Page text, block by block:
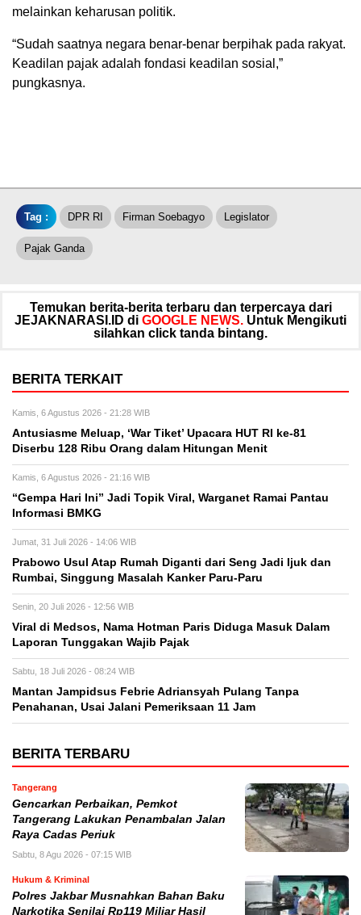
melainkan keharusan politik.
“Sudah saatnya negara benar-benar berpihak pada rakyat.
Keadilan pajak adalah fondasi keadilan sosial,”
pungkasnya.
Tag : DPR RI Firman Soebagyo Legislator
Pajak Ganda
Temukan berita-berita terbaru dan terpercaya dari
JEJAKNARASI.ID di GOOGLE NEWS. Untuk Mengikuti
silahkan click tanda bintang.
BERITA TERKAIT
Kamis, 6 Agustus 2026 - 21:28 WIB
Antusiasme Meluap, ‘War Tiket’ Upacara HUT RI ke-81
Diserbu 128 Ribu Orang dalam Hitungan Menit
Kamis, 6 Agustus 2026 - 21:16 WIB
“Gempa Hari Ini” Jadi Topik Viral, Warganet Ramai Pantau
Informasi BMKG
Jumat, 31 Juli 2026 - 14:06 WIB
Prabowo Usul Atap Rumah Diganti dari Seng Jadi Ijuk dan
Rumbai, Singgung Masalah Kanker Paru-Paru
Senin, 20 Juli 2026 - 12:56 WIB
Viral di Medsos, Nama Hotman Paris Diduga Masuk Dalam
Laporan Tunggakan Wajib Pajak
Sabtu, 18 Juli 2026 - 08:24 WIB
Mantan Jampidsus Febrie Adriansyah Pulang Tanpa
Penahanan, Usai Jalani Pemeriksaan 11 Jam
BERITA TERBARU
Tangerang
Gencarkan Perbaikan, Pemkot
Tangerang Lakukan Penambalan Jalan
Raya Cadas Periuk
Sabtu, 8 Agu 2026 - 07:15 WIB
Hukum & Kriminal
Polres Jakbar Musnahkan Bahan Baku
Narkotika Senilai Rp119 Miliar Hasil